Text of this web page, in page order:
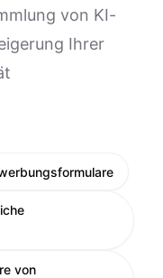
von KI-
Ihrer
von